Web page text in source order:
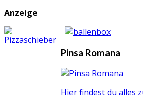
Anzeige
Pinsa Romana
Hier findest du alles